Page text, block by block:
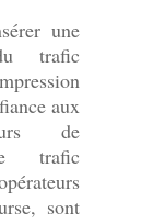
une
trafic
aux
de
trafic
sont